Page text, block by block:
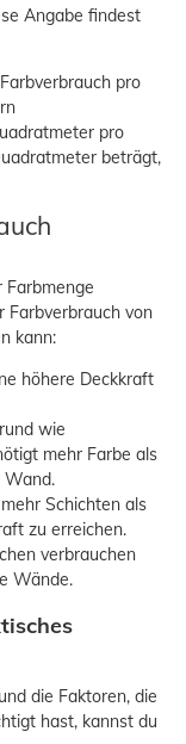
Angabe findest
pro
pro
beträgt,
Farbverbrauch von
kann:
höhere Deckkraft
wie
mehr Farbe als
Wand.
Schichten als
zu erreichen.
verbrauchen
Wände.
die Faktoren, die
hast, kannst du